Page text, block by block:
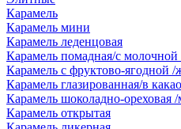
Карамель
Карамель мини
Карамель леденцовая
Карамель помадная/с молочной
Карамель с фруктово-ягодной
Карамель глазированная/в какао
Карамель шоколадно-ореховая
Карамель открытая